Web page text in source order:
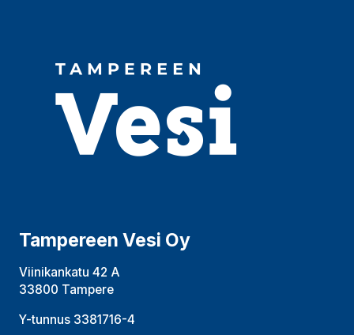
Tampereen Vesi Oy
Viinikankatu 42 A
33800 Tampere
Y-tunnus 3381716-4